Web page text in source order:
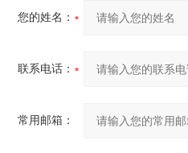
您的姓名：
联系电话：
常用邮箱：